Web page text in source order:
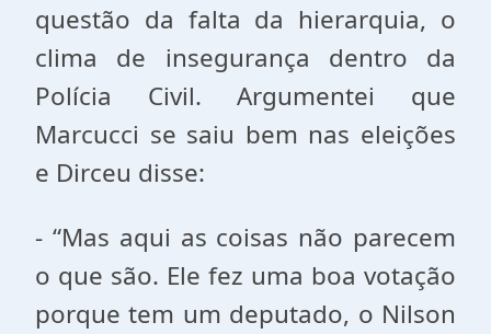
questão da falta da hierarquia, o
clima de insegurança dentro da
Polícia Civil. Argumentei que
Marcucci se saiu bem nas eleições
e Dirceu disse:
- “Mas aqui as coisas não parecem
o que são. Ele fez uma boa votação
porque tem um deputado, o Nilson